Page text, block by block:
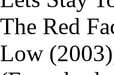
The Red
Low